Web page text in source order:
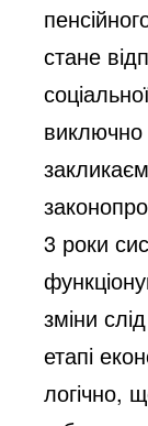
стане
3 роки
зміни
етапі
логічно,